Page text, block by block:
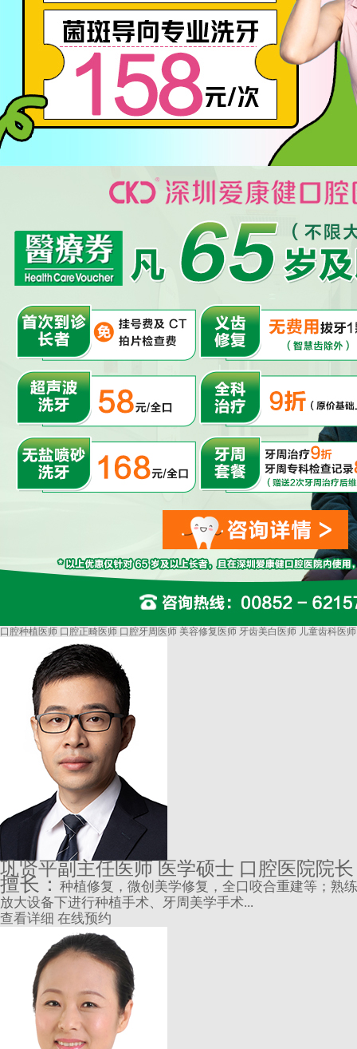
口腔种植医师 口腔正畸医师 口腔牙周医师 美容修复医师 牙齿美白医师 儿童齿科医师
巩贤平副主任医师 医学硕士 口腔医院院长
擅长：种植修复，微创美学修复，全口咬合重建等；熟
放大设备下进行种植手术、牙周美学手术...
查看详细 在线预约